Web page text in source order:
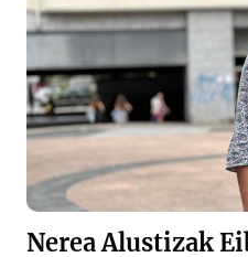
Nerea Alustizak